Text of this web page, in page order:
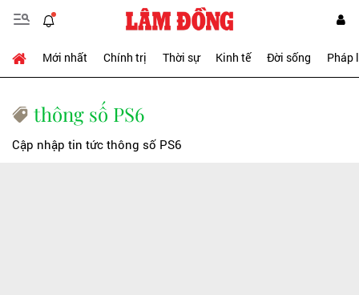
Mới nhất Chính trị Thời sự Kinh tế Đời sống Pháp
thông số PS6
Cập nhập tin tức thông số PS6